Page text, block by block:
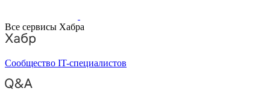
Все сервисы Хабра
Сообщество IT-специалистов